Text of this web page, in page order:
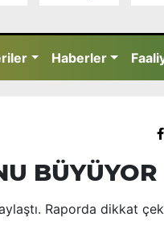
Haberler
BÜYÜYOR
Raporda dikkat